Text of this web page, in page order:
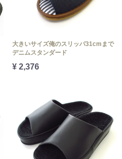
大きいサイズ俺のスリッパ31cmまで
デニムスタンダード
¥ 2,376